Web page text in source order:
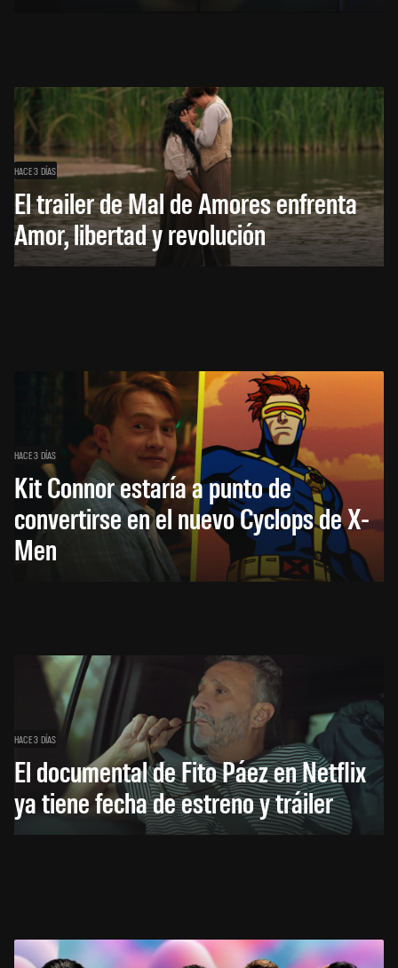
HACE 3 DÍAS
El trailer de Mal de Amores enfrenta
Amor, libertad y revolución
HACE 3 DÍAS
Kit Connor estaría a punto de
convertirse en el nuevo Cyclops de X-
Men
HACE 3 DÍAS
El documental de Fito Páez en Netflix
ya tiene fecha de estreno y tráiler